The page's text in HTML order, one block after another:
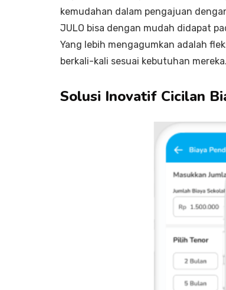
kemudahan dalam pengajuan
JULO bisa dengan mudah didapat
Yang lebih mengagumkan adalah
berkali-kali sesuai kebutuhan mereka.
Solusi Inovatif Cicilan